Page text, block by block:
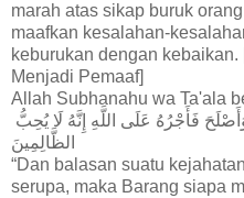
marah atas sikap buruk
maafkan kesalahan-
keburukan dengan
Menjadi Pemaaf]
Allah Subhanahu wa Ta'ala
الظَّالِمِينَ
“Dan balasan suatu
serupa, maka Barang siapa